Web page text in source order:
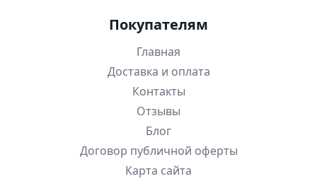
Покупателям
Главная
Доставка и оплата
Контакты
Отзывы
Блог
Договор публичной оферты
Карта сайта